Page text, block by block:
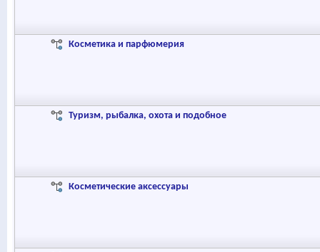
Косметика и парфюмерия
Туризм, рыбалка, охота и подобное
Косметические аксессуары